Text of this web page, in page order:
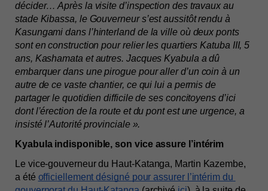
décider… Après la visite d’inspection des travaux au
stade Kibassa, le Gouverneur s’est aussitôt rendu à
Kasungami dans l’hinterland de la ville où deux ponts
sont en construction pour relier les quartiers Katuba III, 5
ans, Kashamata et autres. Jacques Kyabula a dû
embarquer dans une pirogue pour aller d’un coin à un
autre de ce vaste chantier, ce qui lui a permis de
partager le quotidien difficile de ses concitoyens d’ici
dont l’érection de la route et du pont est une urgence, a
insisté l’Autorité provinciale ».
Kyabula indisponible, son vice assure l’intérim
Le vice-gouverneur du Haut-Katanga, Martin Kazembe,
a été officiellement désigné pour assurer l’intérim du